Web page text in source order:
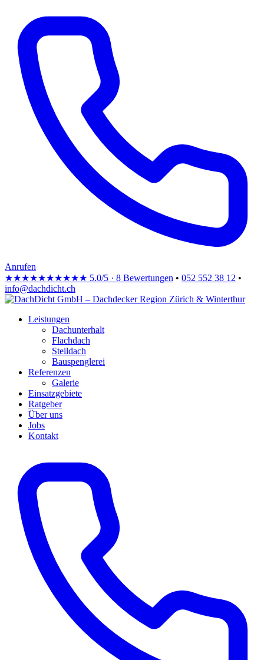
Anrufen
★★★★★★★★★★ 5.0/5 · 8 Bewertungen • 052 552 38 12 •
info@dachdicht.ch
Leistungen
Dachunterhalt
Flachdach
Steildach
Bauspenglerei
Referenzen
Galerie
Einsatzgebiete
Ratgeber
Über uns
Jobs
Kontakt